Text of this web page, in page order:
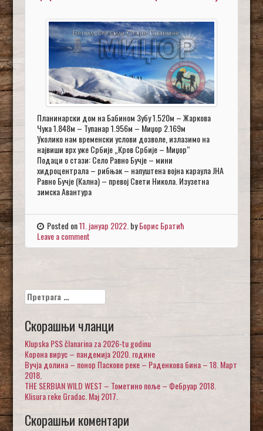
Планинарски дом на Бабином Зубу 1.520м – Жаркова
Чука 1.848м – Тупанар 1.956м – Миџор 2.169м
Уколико нам временски услови дозволе, излазимо на
највиши врх уже Србије „Кров Србије – Миџор“
Подаци о стази: Село Равно Бучје – мини
хидроцентрала – рибњак – напуштена војна караула ЈНА
Равно Бучје (Кална) – превој Свети Никола. Изузетна
зимска Авантура
Posted on11. јануар 2022.byБорис Братић
Leave a comment
Претрага
за:
Скорашњи чланци
Klupska PSS članarina za 2026-tu godinu
Корона вирус – пандемија 2020. године
Вучја долина – понор Паскове реке – Раденкова бина – 18. Март
2018.
THE SERBIAN WILD WEST – Тометино поље – Фебруар 2018.
Klisura reke Gradac. Maj 2017.
Скорашњи коментари